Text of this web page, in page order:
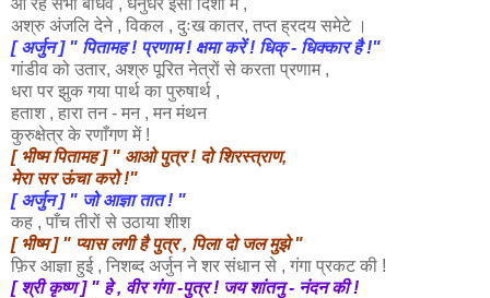
अश्रु अंजलि देने , विकल , दुःख कातर, तप्त ह्रदय समेटे ।
[ अर्जुन ] " पितामह ! प्रणाम ! क्षमा करें ! धिक् - धिक्कार है !"
गांडीव को उतार, अश्रु पूरित नेत्रों से करता प्रणाम ,
धरा पर झुक गया पार्थ का पुरुषार्थ ,
हताश , हारा तन - मन , मन मंथन
कुरुक्षेत्र के रणाँगण में !
[ भीष्म पितामह ] " आओ पुत्र ! दो शिरस्त्राण,
मेरा सर ऊंचा करो !"
[ अर्जुन ] " जो आज्ञा तात ! "
कह , पाँच तीरों से उठाया शीश
[ भीष्म ] " प्यास लगी है पुत्र , पिला दो जल मुझे "
फ़िर आज्ञा हुई , निशब्द अर्जुन ने शर संधान से , गंगा प्रकट की !
[ श्री कृष्ण ] " हे , वीर गंगा -पुत्र ! जय शांतनु - नंदन की !